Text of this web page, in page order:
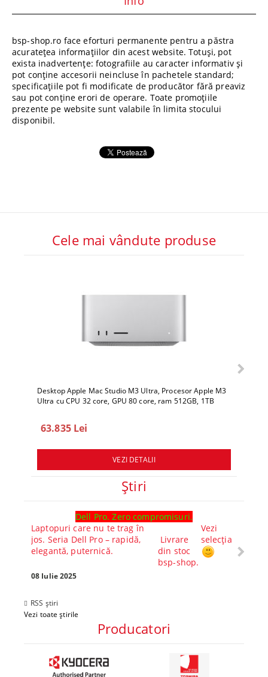
bsp-shop.ro face eforturi permanente pentru a păstra
acuratețea informațiilor din acest website. Totuși, pot
exista inadvertențe: fotografiile au caracter informativ și
pot conține accesorii neincluse în pachetele standard;
specificațiile pot fi modificate de producător fără preaviz
sau pot conține erori de operare. Toate promoțiile
prezente pe website sunt valabile în limita stocului
disponibil.
Cele mai vândute produse
Desktop Apple Mac Studio M3 Ultra, Procesor Apple M3
Ultra cu CPU 32 core, GPU 80 core, ram 512GB, 1TB
63.835 Lei
VEZI DETALII
Ştiri
Dell Pro. Zero compromisuri.
Laptopuri care nu te trag în
jos. Seria Dell Pro – rapidă,
elegantă, puternică.
Livrare
din stoc
bsp-shop.
Vezi
selecția
08 Iulie 2025
RSS știri
Vezi toate știrile
Producatori